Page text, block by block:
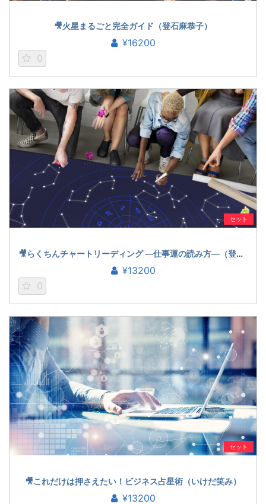
🎥火星まるごと完全ガイド（登石麻恭子）
¥16200
0
セット
🎥らくちんチャートリーディング ―仕事運の読み方―（登石麻恭子）
¥13200
0
セット
🎥これだけは押さえたい！ビジネス占星術（いけだ笑み）
¥13200